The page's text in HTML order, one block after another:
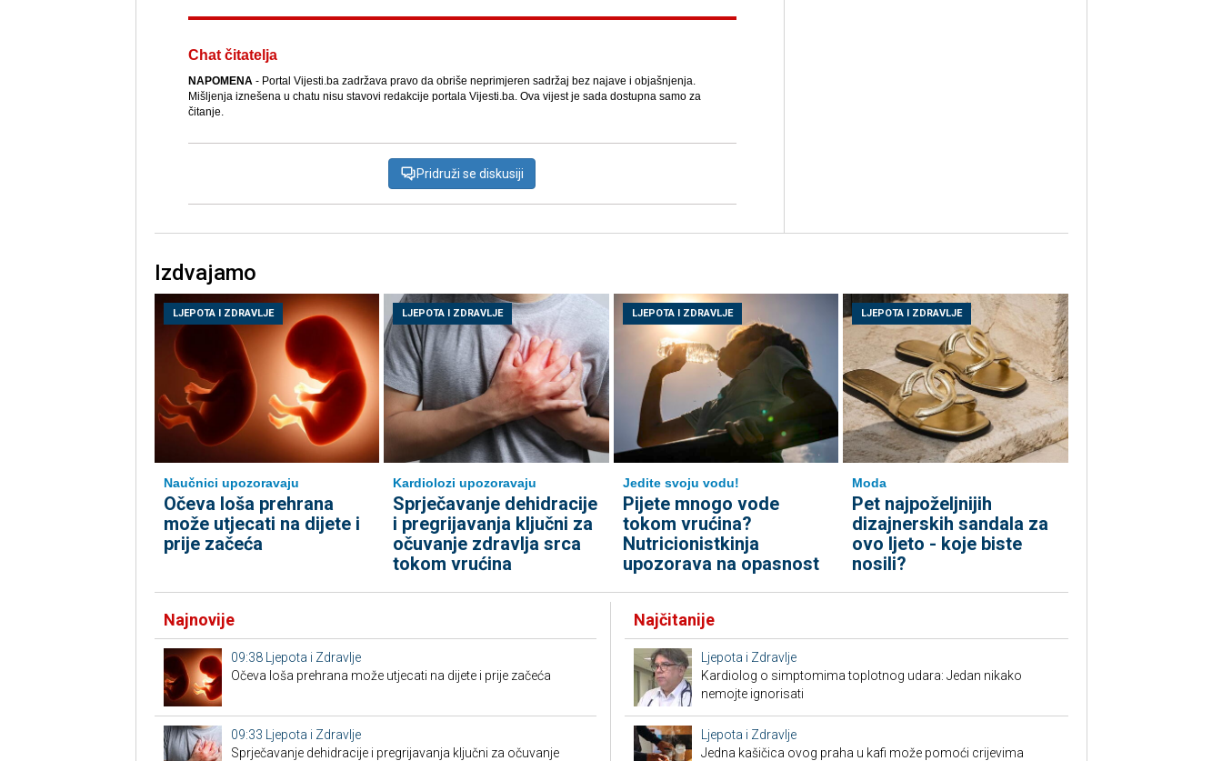
Chat čitatelja
NAPOMENA- Portal Vijesti.ba zadržava pravo da obriše neprimjeren sadržaj bez najave i objašnjenja.
Mišljenja iznešena u chatu nisu stavovi redakcije portala Vijesti.ba. Ova vijest je sada dostupna samo za
čitanje.
Pridruži se diskusiji
Izdvajamo
LJEPOTA I ZDRAVLJE
Naučnici upozoravaju
Očeva loša prehrana
može utjecati na dijete i
prije začeća
LJEPOTA I ZDRAVLJE
Kardiolozi upozoravaju
Sprječavanje dehidracije
i pregrijavanja ključni za
očuvanje zdravlja srca
tokom vrućina
LJEPOTA I ZDRAVLJE
Jedite svoju vodu!
Pijete mnogo vode
tokom vrućina?
Nutricionistkinja
upozorava na opasnost
LJEPOTA I ZDRAVLJE
Moda
Pet najpoželjnijih
dizajnerskih sandala za
ovo ljeto - koje biste
nosili?
Najnovije
09:38
Ljepota i Zdravlje
Očeva loša prehrana može utjecati na dijete i prije začeća
09:33
Ljepota i Zdravlje
Sprječavanje dehidracije i pregrijavanja ključni za očuvanje
Najčitanije
Ljepota i Zdravlje
Kardiolog o simptomima toplotnog udara: Jedan nikako
nemojte ignorisati
Ljepota i Zdravlje
Jedna kašičica ovog praha u kafi može pomoći crijevima